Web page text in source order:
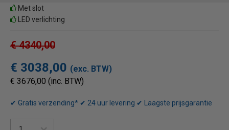
Met slot
LED verlichting
€ 4340,00
€ 3038,00 (exc. BTW)
€ 3676,00 (inc. BTW)
✔ Gratis verzending* ✔ 24 uur levering ✔ Laagste prijsgarantie